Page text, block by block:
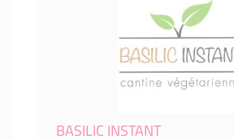
BASILIC INSTANT